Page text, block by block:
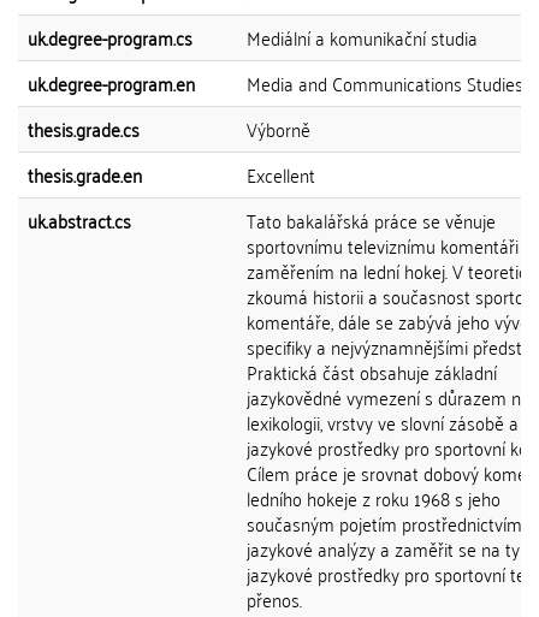
uk.degree-program.cs
Mediální a komunikační studia
uk.degree-program.en
Media and Communications Studies
thesis.grade.cs
Výborně
thesis.grade.en
Excellent
uk.abstract.cs
Tato bakalářská práce se věnuje
sportovnímu televiznímu komentáři
zaměřením na lední hokej. V
zkoumá historii a současnost
komentáře, dále se zabývá jeho
specifiky a nejvýznamnějšími
Praktická část obsahuje základní
jazykovědné vymezení s důrazem na
lexikologii, vrstvy ve slovní zásobě a
jazykové prostředky pro sportovní
Cílem práce je srovnat dobový
ledního hokeje z roku 1968 s jeho
současným pojetím prostřednictvím
jazykové analýzy a zaměřit se na
jazykové prostředky pro sportovní
přenos.